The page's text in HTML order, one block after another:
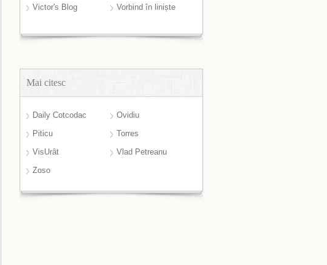
Victor's Blog
Vorbind în liniște
Mai citesc
Daily Cotcodac
Ovidiu
Piticu
Torres
VisUrât
Vlad Petreanu
Zoso